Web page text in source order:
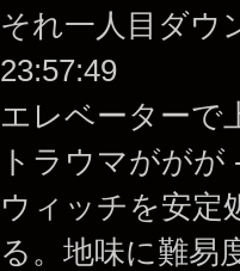
それ一人目ダウ
23:57:49
エレベーターで
トラウマががが
ウィッチを安定
る。地味に難易